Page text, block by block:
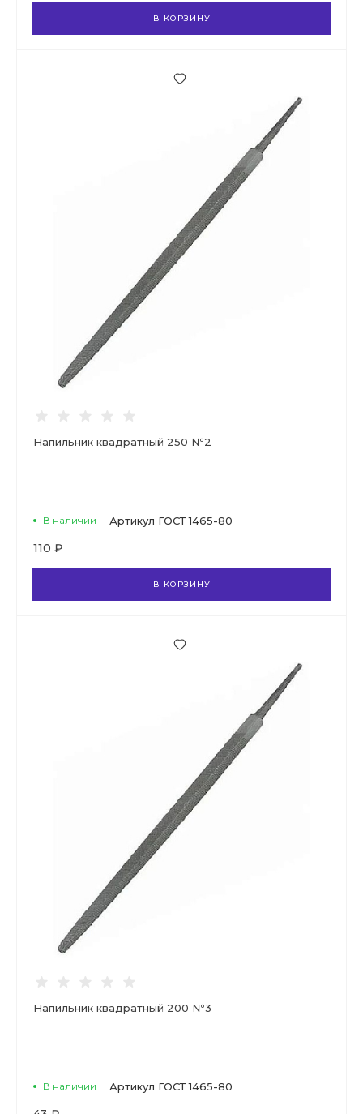
В КОРЗИНУ
Напильник квадратный 250 №2
В наличии Артикул ГОСТ 1465-80
110 ₽
В КОРЗИНУ
Напильник квадратный 200 №3
В наличии Артикул ГОСТ 1465-80